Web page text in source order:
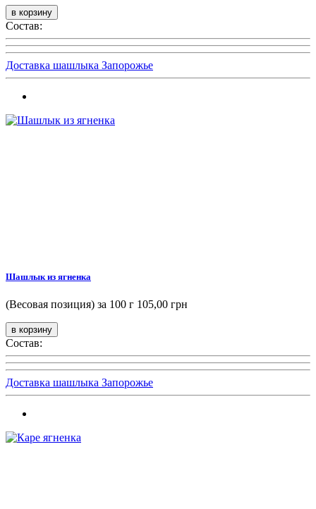
Состав:
Доставка шашлыка Запорожье
Шашлык из ягненка
(Весовая позиция) за 100 г 105,00 грн
Состав:
Доставка шашлыка Запорожье